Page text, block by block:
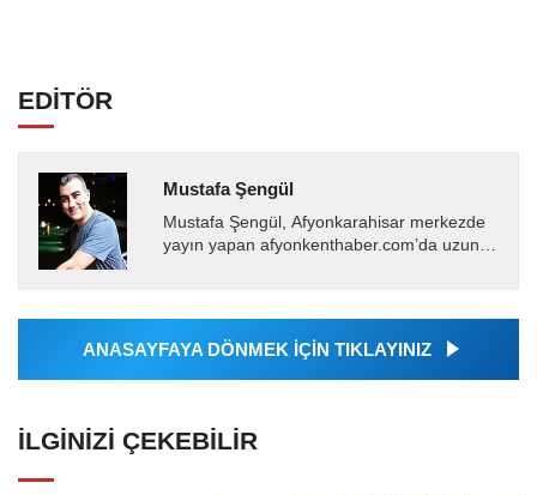
EDİTÖR
Mustafa Şengül
Mustafa Şengül, Afyonkarahisar merkezde
yayın yapan afyonkenthaber.com’da uzun
almakta, haber akışı...
ANASAYFAYA DÖNMEK İÇİN TIKLAYINIZ
İLGINIZI ÇEKEBILIR